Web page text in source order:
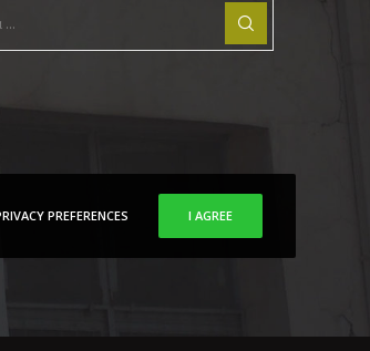
PREFERENCES I AGREE